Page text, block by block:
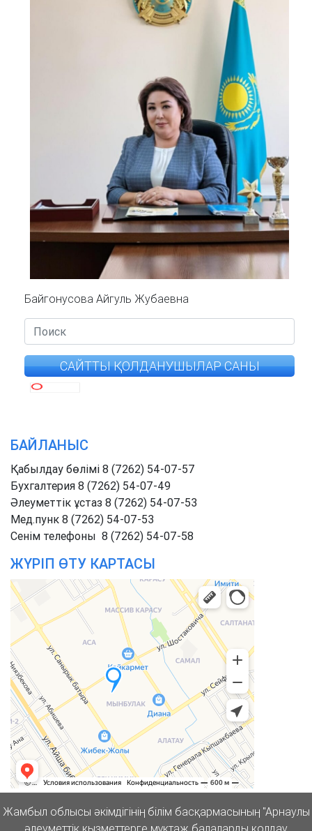
Байгонусова Айгуль Жубаевна
САЙТТЫ ҚОЛДАНУШЫЛАР САНЫ
БАЙЛАНЫС
Қабылдау бөлімі 8 (7262) 54-07-57
Бухгалтерия 8 (7262) 54-07-49
Әлеуметтік ұстаз 8 (7262) 54-07-53
Мед.пунк 8 (7262) 54-07-53
Cенім телефоны 8 (7262) 54-07-58
ЖҮРІП ӨТУ КАРТАСЫ
Жамбыл облысы әкімдігінің білім басқармасының "Арнаулы
әлеуметтік қызметтерге мұқтаж балаларды қолдау